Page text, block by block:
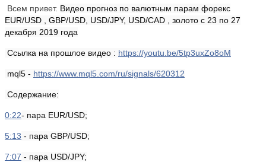
Всем привет. Видео прогноз по валютным парам форекс
EUR/USD , GBP/USD, USD/JPY, USD/САD , золото с 23 по 27
декабря 2019 года
Ссылка на прошлое видео : https://youtu.be/5tp3uxZo8oM
mql5 - https://www.mql5.com/ru/signals/620312
Содержание:
0:22- пара EUR/USD;
5:13 - пара GBP/USD;
7:07 - пара USD/JPY;